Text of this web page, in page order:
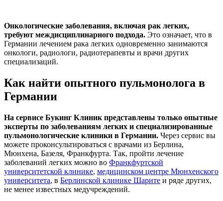
Онкологические заболевания, включая рак легких,
требуют междисциплинарного подхода. Это означает, что в
Германии лечением рака легких одновременно занимаются
онкологи, радиологи, радиотерапевты и врачи других
специализаций.
Как найти опытного пульмонолога в
Германии
На сервисе Букинг Клиник представлены только опытные
эксперты по заболеваниям легких и специализированные
пульмонологические клиники в Германии. Через сервис вы
можете проконсультироваться с врачами из Берлина,
Мюнхена, Базеля, Франкфурта. Так, пройти лечение
заболеваний легких можно во Франкфуртской
университетской клинике, медицинском центре Мюнхенского
университета, в Берлинской клинике Шарите и ряде других,
не менее известных медучреждений.